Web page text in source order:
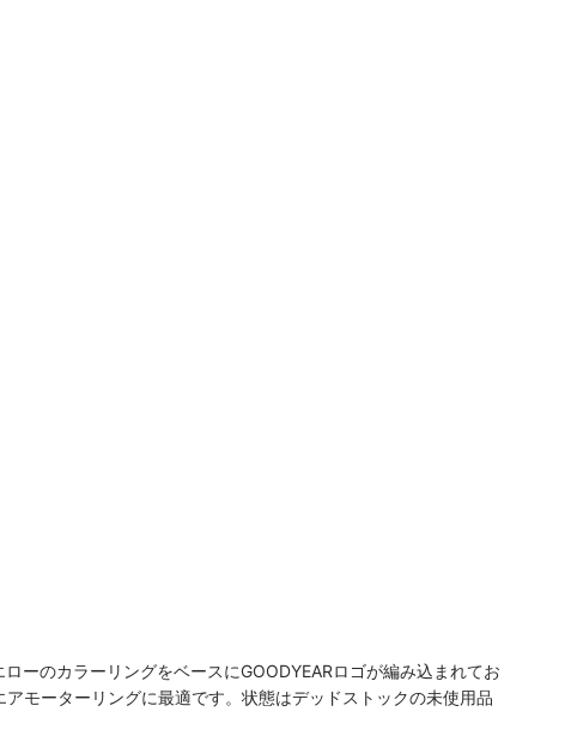
ーのカラーリングをベースにGOODYEARロゴが編み込まれてお
モーターリングに最適です。状態はデッドストックの未使用品